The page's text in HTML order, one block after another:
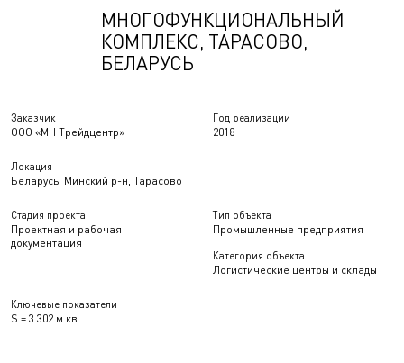
Заказчик
ООО «МН Трейдцентр»
Год реализации
2018
Локация
Беларусь, Минский р-н, Тарасово
Стадия проекта
Проектная и рабочая
документация
Тип объекта
Промышленные предприятия
Категория объекта
Логистические центры и склады
Ключевые показатели
S = 3 302 м.кв.
МНОГОФУНКЦИОНАЛЬНЫЙ
КОМПЛЕКС, ТАРАСОВО,
БЕЛАРУСЬ